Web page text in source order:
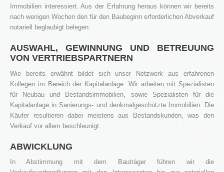
Immobilien interessiert. Aus der Erfahrung heraus können wir bereits
nach wenigen Wochen den für den Baubeginn erforderlichen Abverkauf
notariell beglaubigt belegen.
AUSWAHL, GEWINNUNG UND BETREUUNG
VON VERTRIEBSPARTNERN
Wie bereits erwähnt bildet sich unser Netzwerk aus erfahrenen
Kollegen im Bereich der Kapitalanlage. Wir arbeiten mit Spezialisten
für Neubau und Bestandsimmobilien, sowie Spezialisten für die
Kapitalanlage in Sanierungs- und denkmalgeschützte Immobilien. Die
Käufer resultieren dabei meistens aus Bestandskunden, was den
Verkauf vor allem beschleunigt.
ABWICKLUNG
In Abstimmung mit dem Bauträger führen wir die